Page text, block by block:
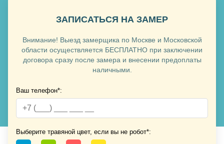
ЗАПИСАТЬСЯ НА ЗАМЕР
Внимание! Выезд замерщика по Москве и Московской
области осуществляется БЕСПЛАТНО при заключении
договора сразу после замера и внесении предоплаты
наличными.
Ваш телефон*:
Выберите травяной цвет, если вы не робот*: